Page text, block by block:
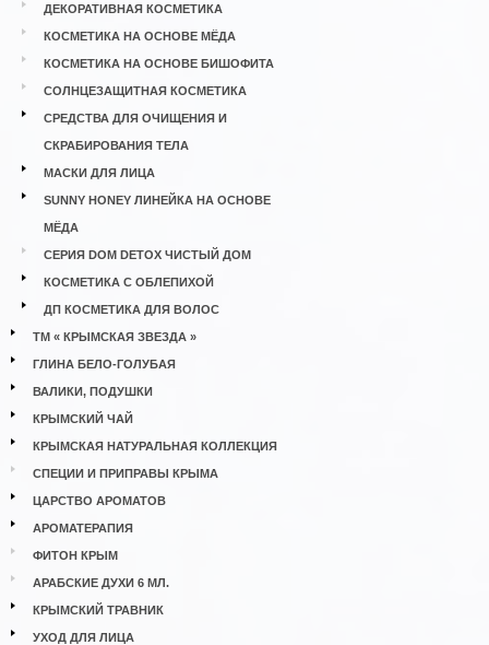
ДЕКОРАТИВНАЯ КОСМЕТИКА
КОСМЕТИКА НА ОСНОВЕ МЁДА
КОСМЕТИКА НА ОСНОВЕ БИШОФИТА
СОЛНЦЕЗАЩИТНАЯ КОСМЕТИКА
СРЕДСТВА ДЛЯ ОЧИЩЕНИЯ И
СКРАБИРОВАНИЯ ТЕЛА
МАСКИ ДЛЯ ЛИЦА
SUNNY HONEY ЛИНЕЙКА НА ОСНОВЕ
МЁДА
СЕРИЯ DOM DETOX ЧИСТЫЙ ДОМ
КОСМЕТИКА С ОБЛЕПИХОЙ
ДП КОСМЕТИКА ДЛЯ ВОЛОС
ТМ « КРЫМСКАЯ ЗВЕЗДА »
ГЛИНА БЕЛО-ГОЛУБАЯ
ВАЛИКИ, ПОДУШКИ
КРЫМСКИЙ ЧАЙ
КРЫМСКАЯ НАТУРАЛЬНАЯ КОЛЛЕКЦИЯ
СПЕЦИИ И ПРИПРАВЫ КРЫМА
ЦАРСТВО АРОМАТОВ
АРОМАТЕРАПИЯ
ФИТОН КРЫМ
АРАБСКИЕ ДУХИ 6 МЛ.
КРЫМСКИЙ ТРАВНИК
УХОД ДЛЯ ЛИЦА